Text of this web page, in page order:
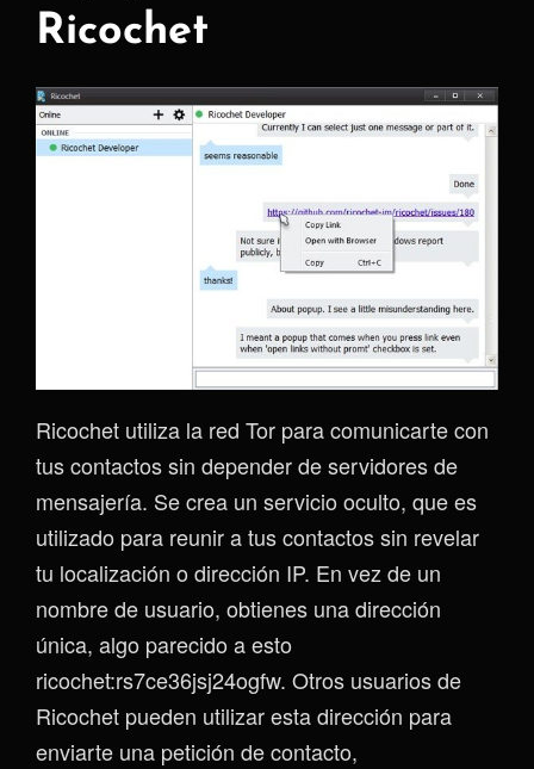
Ricochet
Ricochet utiliza la red Tor para comunicarte con
tus contactos sin depender de servidores de
mensajería. Se crea un servicio oculto, que es
utilizado para reunir a tus contactos sin revelar
tu localización o dirección IP. En vez de un
nombre de usuario, obtienes una dirección
única, algo parecido a esto
ricochet:rs7ce36jsj24ogfw. Otros usuarios de
Ricochet pueden utilizar esta dirección para
enviarte una petición de contacto,